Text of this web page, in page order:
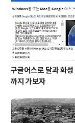
구글어스로 달과 화
까지 가보자